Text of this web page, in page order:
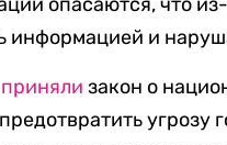
информацией и
приняли закон о
угрозу